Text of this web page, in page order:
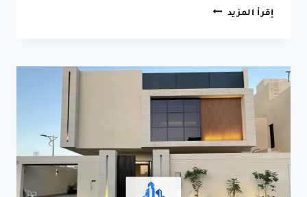
إقرأ المزيد ديكور
ت:
تركيب
جدة